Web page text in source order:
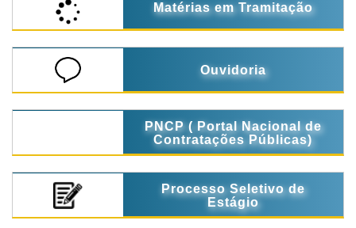
Matérias em Tramitação
Ouvidoria
PNCP ( Portal Nacional de
Contratações Públicas)
Processo Seletivo de
Estágio